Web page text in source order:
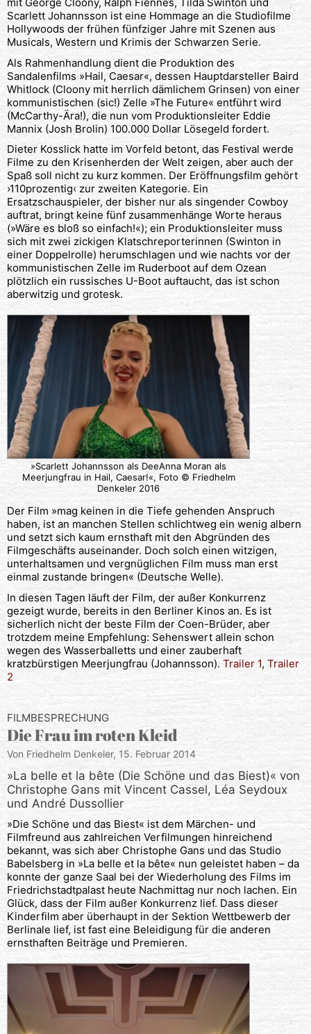
Scarlett Johannsson ist eine Hommage an die Studiofilme
Hollywoods der frühen fünfziger Jahre mit Szenen aus
Musicals, Western und Krimis der Schwarzen Serie.
Als Rahmenhandlung dient die Produktion des
Sandalenfilms »Hail, Caesar«, dessen Hauptdarsteller Baird
Whitlock (Cloony mit herrlich dämlichem Grinsen) von einer
kommunistischen (sic!) Zelle »The Future« entführt wird
(McCarthy-Ära!), die nun vom Produktionsleiter Eddie
Mannix (Josh Brolin) 100.000 Dollar Lösegeld fordert.
Dieter Kosslick hatte im Vorfeld betont, das Festival werde
Filme zu den Krisenherden der Welt zeigen, aber auch der
Spaß soll nicht zu kurz kommen. Der Eröffnungsfilm gehört
›110prozentig‹ zur zweiten Kategorie. Ein
Ersatzschauspieler, der bisher nur als singender Cowboy
auftrat, bringt keine fünf zusammenhänge Worte heraus
(»Wäre es bloß so einfach!«); ein Produktionsleiter muss
sich mit zwei zickigen Klatschreporterinnen (Swinton in
einer Doppelrolle) herumschlagen und wie nachts vor der
kommunistischen Zelle im Ruderboot auf dem Ozean
plötzlich ein russisches U-Boot auftaucht, das ist schon
aberwitzig und grotesk.
»Scarlett Johannsson als DeeAnna Moran als
Meerjungfrau in Hail, Caesar!«, Foto © Friedhelm
Denkeler 2016
Der Film »mag keinen in die Tiefe gehenden Anspruch
haben, ist an manchen Stellen schlichtweg ein wenig albern
und setzt sich kaum ernsthaft mit den Abgründen des
Filmgeschäfts auseinander. Doch solch einen witzigen,
unterhaltsamen und vergnüglichen Film muss man erst
einmal zustande bringen« (Deutsche Welle).
In diesen Tagen läuft der Film, der außer Konkurrenz
gezeigt wurde, bereits in den Berliner Kinos an. Es ist
sicherlich nicht der beste Film der Coen-Brüder, aber
trotzdem meine Empfehlung: Sehenswert allein schon
wegen des Wasserballetts und einer zauberhaft
kratzbürstigen Meerjungfrau (Johannsson). Trailer 1, Trailer
2
FILMBESPRECHUNG
Die Frau im roten Kleid
Von Friedhelm Denkeler, 15. Februar 2014
»La belle et la bête (Die Schöne und das Biest)« von
Christophe Gans mit Vincent Cassel, Léa Seydoux
und André Dussollier
»Die Schöne und das Biest« ist dem Märchen- und
Filmfreund aus zahlreichen Verfilmungen hinreichend
bekannt, was sich aber Christophe Gans und das Studio
Babelsberg in »La belle et la bête« nun geleistet haben – da
konnte der ganze Saal bei der Wiederholung des Films im
Friedrichstadtpalast heute Nachmittag nur noch lachen. Ein
Glück, dass der Film außer Konkurrenz lief. Dass dieser
Kinderfilm aber überhaupt in der Sektion Wettbewerb der
Berlinale lief, ist fast eine Beleidigung für die anderen
ernsthaften Beiträge und Premieren.